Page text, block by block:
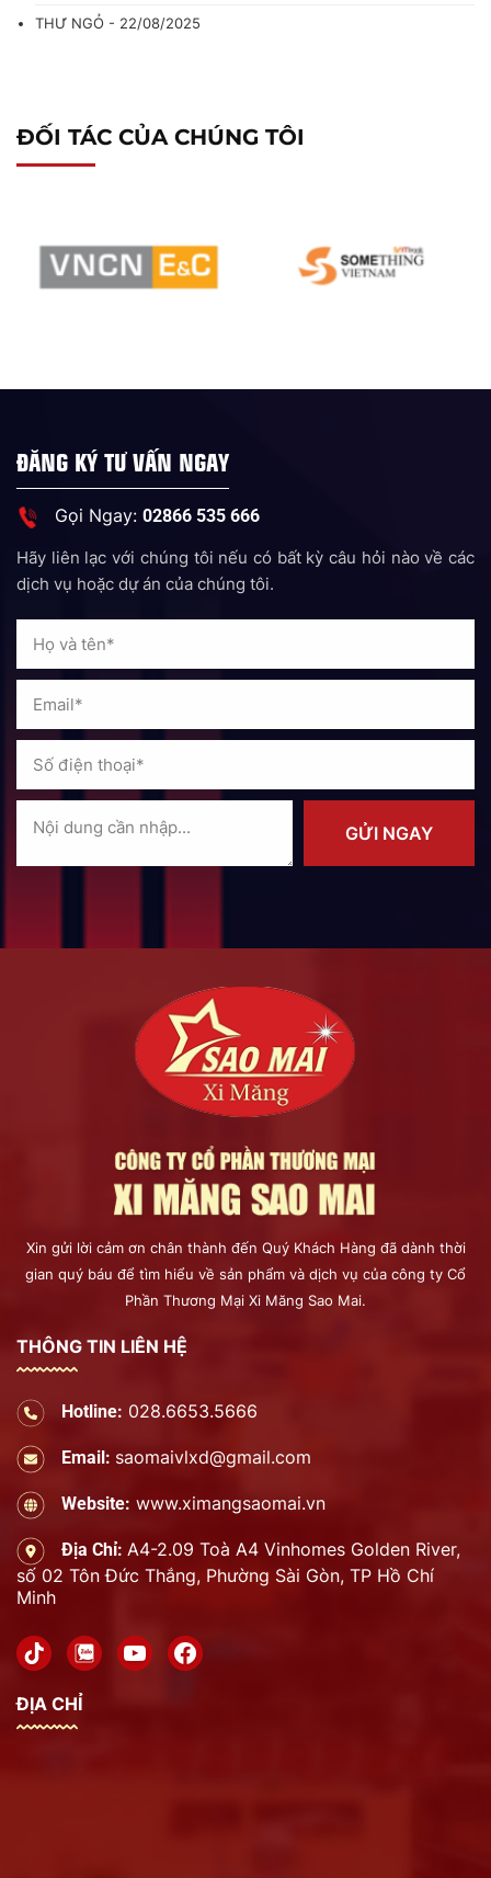
THƯ NGỎ - 22/08/2025
ĐỐI TÁC CỦA CHÚNG TÔI
ĐĂNG KÝ TƯ VẤN NGAY
Gọi Ngay: 02866 535 666
Hãy liên lạc với chúng tôi nếu có bất kỳ câu hỏi nào về các
dịch vụ hoặc dự án của chúng tôi.
GỬI NGAY
Xin gửi lời cảm ơn chân thành đến Quý Khách Hàng đã dành thời
gian quý báu để tìm hiểu về sản phẩm và dịch vụ của công ty Cổ
Phần Thương Mại Xi Măng Sao Mai.
THÔNG TIN LIÊN HỆ
Hotline: 028.6653.5666
Email: saomaivlxd@gmail.com
Website: www.ximangsaomai.vn
Địa Chỉ: A4-2.09 Toà A4 Vinhomes Golden River,
số 02 Tôn Đức Thắng, Phường Sài Gòn, TP Hồ Chí
Minh
ĐỊA CHỈ